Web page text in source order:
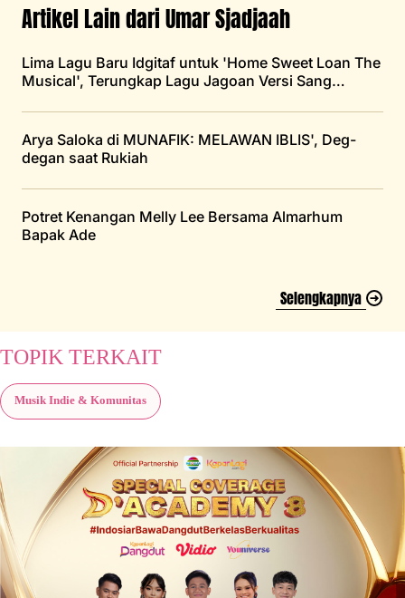
Artikel Lain dari Umar Sjadjaah
Lima Lagu Baru Idgitaf untuk 'Home Sweet Loan The
Musical', Terungkap Lagu Jagoan Versi Sang
Arya Saloka di MUNAFIK: MELAWAN IBLIS', Deg-
degan saat Rukiah
Potret Kenangan Melly Lee Bersama Almarhum
Bapak Ade
Selengkapnya
TOPIK TERKAIT
Musik Indie & Komunitas